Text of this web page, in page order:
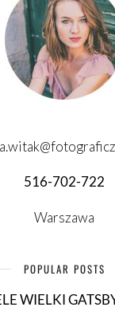
516-702-722
Warszawa
POPULAR POSTS
WIELKI